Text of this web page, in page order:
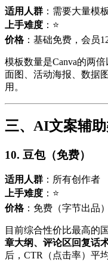
适用人群 ：需要大量模
上手难度 ：⭐
价格：基础免费，会员
模板数量是Canva的两
面图、活动海报、数据
用。
三、AI文案辅助
10. 豆包（免费）
适用人群 ：所有创作者
上手难度 ：⭐
价格：免费（字节出品）
目前综合性价比最高的
章大纲、评论区回复话
后，CTR（点击率）平